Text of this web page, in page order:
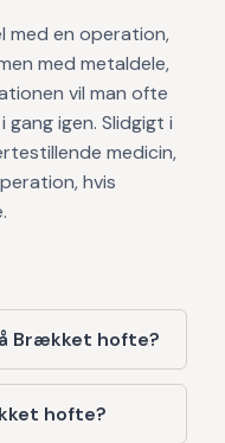
med en operation,
med metaldele,
vil man ofte
igen. Slidgigt i
medicin,
hvis
Brækket hofte?
hofte?